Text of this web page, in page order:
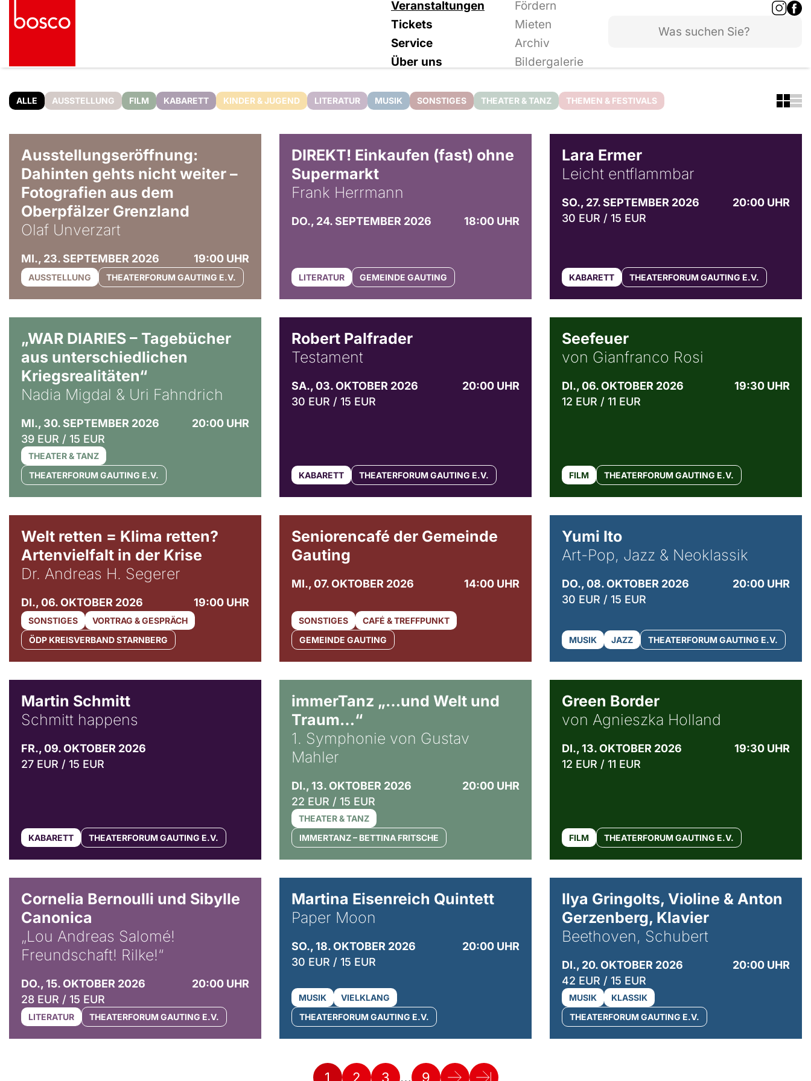
Veranstaltungen
Fördern
Tickets
Mieten
Service
Archiv
Über uns
Bildergalerie
ALLE AUSSTELLUNG FILM KABARETT KINDER & JUGEND LITERATUR MUSIK SONSTIGES THEATER & TANZ THEMEN & FESTIVALS
Ausstellungseröffnung:
Dahinten gehts nicht weiter –
Fotografien aus dem
Oberpfälzer Grenzland
Olaf Unverzart
MI., 23. SEPTEMBER 2026 19:00 UHR
AUSSTELLUNG THEATERFORUM GAUTING E.V.
DIREKT! Einkaufen (fast) ohne
Supermarkt
Frank Herrmann
DO., 24. SEPTEMBER 2026 18:00 UHR
LITERATUR GEMEINDE GAUTING
Lara Ermer
Leicht entflammbar
SO., 27. SEPTEMBER 2026
20:00 UHR
30 EUR / 15 EUR
KABARETT THEATERFORUM GAUTING E.V.
„WAR DIARIES – Tagebücher
aus unterschiedlichen
Kriegsrealitäten“
Nadia Migdal & Uri Fahndrich
MI., 30. SEPTEMBER 2026
20:00 UHR
39 EUR / 15 EUR
THEATER & TANZ
THEATERFORUM GAUTING E.V.
Robert Palfrader
Testament
SA., 03. OKTOBER 2026
20:00 UHR
30 EUR / 15 EUR
KABARETT THEATERFORUM GAUTING E.V.
Seefeuer
von Gianfranco Rosi
DI., 06. OKTOBER 2026
19:30 UHR
12 EUR / 11 EUR
FILM THEATERFORUM GAUTING E.V.
Welt retten = Klima retten?
Artenvielfalt in der Krise
Dr. Andreas H. Segerer
DI., 06. OKTOBER 2026 19:00 UHR
SONSTIGES
VORTRAG & GESPRÄCH
ÖDP KREISVERBAND STARNBERG
Seniorencafé der Gemeinde
Gauting
MI., 07. OKTOBER 2026 14:00 UHR
SONSTIGES
CAFÉ & TREFFPUNKT
GEMEINDE GAUTING
Yumi Ito
Art-Pop, Jazz & Neoklassik
DO., 08. OKTOBER 2026
20:00 UHR
30 EUR / 15 EUR
MUSIK JAZZ THEATERFORUM GAUTING E.V.
Martin Schmitt
Schmitt happens
FR., 09. OKTOBER 2026
27 EUR / 15 EUR
KABARETT THEATERFORUM GAUTING E.V.
immerTanz „…und Welt und
Traum…“
1. Symphonie von Gustav
Mahler
DI., 13. OKTOBER 2026
20:00 UHR
22 EUR / 15 EUR
THEATER & TANZ
IMMERTANZ – BETTINA FRITSCHE
Green Border
von Agnieszka Holland
DI., 13. OKTOBER 2026
19:30 UHR
12 EUR / 11 EUR
FILM THEATERFORUM GAUTING E.V.
Cornelia Bernoulli und Sibylle
Canonica
„Lou Andreas Salomé!
Freundschaft! Rilke!“
DO., 15. OKTOBER 2026
20:00 UHR
28 EUR / 15 EUR
LITERATUR THEATERFORUM GAUTING E.V.
Martina Eisenreich Quintett
Paper Moon
SO., 18. OKTOBER 2026
20:00 UHR
30 EUR / 15 EUR
MUSIK
VIELKLANG
THEATERFORUM GAUTING E.V.
Ilya Gringolts, Violine & Anton
Gerzenberg, Klavier
Beethoven, Schubert
DI., 20. OKTOBER 2026
20:00 UHR
42 EUR / 15 EUR
MUSIK
KLASSIK
THEATERFORUM GAUTING E.V.
1 2 3 … 9